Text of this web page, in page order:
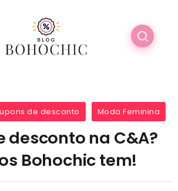
de desconto Moda Feminina
desconto na C&A?
Bohochic tem!